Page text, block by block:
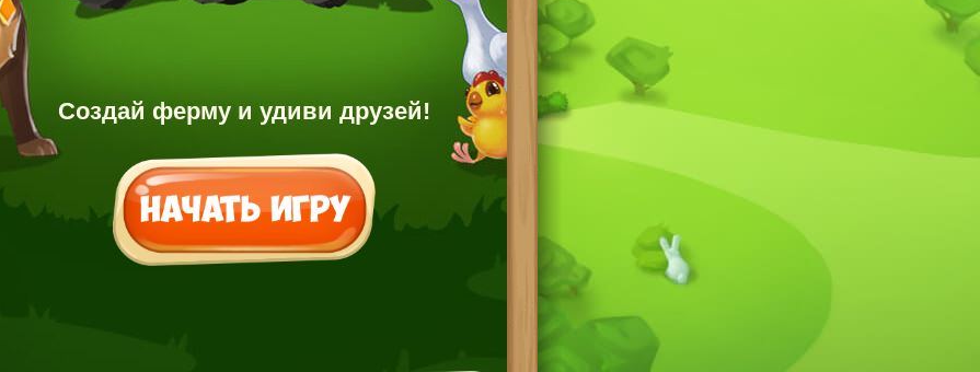
Создай ферму и удиви друзей!